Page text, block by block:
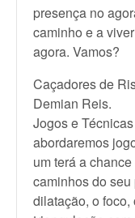
presença no
caminho e a
agora. Vamos?
Caçadores de
Demian Reis.
Jogos e
abordaremos
um terá a
caminhos do
dilatação, o